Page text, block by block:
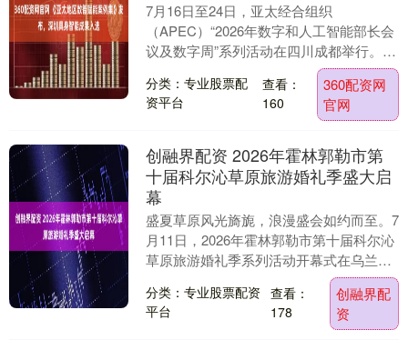
7月16日至24日，亚太经合组织
（APEC）“2026年数字和人工智能部长会
议及数字周”系列活动在四川成都举行。
作为部长会议的重要配套活动，工业和信
息化部于7....
分类：专业股票配
资平台
查看：
160
360配资网
官网
创融界配资 2026年霍林郭勒市第
十届科尔沁草原旅游婚礼季盛大启
幕
盛夏草原风光旖旎，浪漫盛会如约而至。7
月11日，2026年霍林郭勒市第十届科尔沁
草原旅游婚礼季系列活动开幕式在乌兰牧
骑宫举行。本次活动深挖草原民俗文化内
核，以文....
分类：专业股票配资
平台
查看：
178
创融界配
资